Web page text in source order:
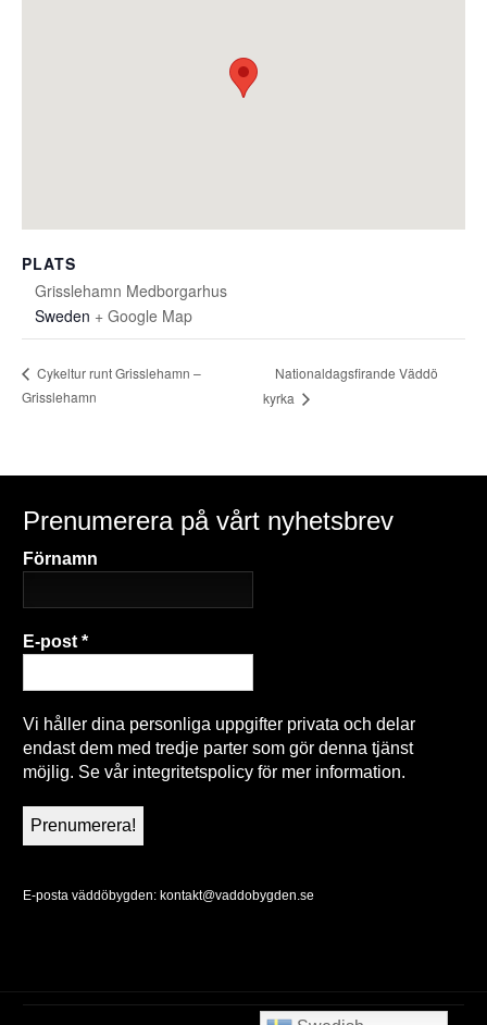
PLATS
Grisslehamn Medborgarhus
Sweden + Google Map
Cykeltur runt Grisslehamn –
Grisslehamn
Nationaldagsfirande Väddö
kyrka
Prenumerera på vårt nyhetsbrev
Förnamn
E-post*
Vi håller dina personliga uppgifter privata och delar
endast dem med tredje parter som gör denna tjänst
möjlig. Se vår integritetspolicy för mer information.
E-posta väddöbygden:kontakt@vaddobygden.se